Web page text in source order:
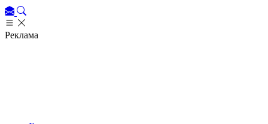
Реклама